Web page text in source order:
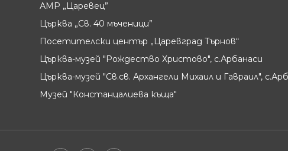
АМР „Царевец”
Църква „Св. 40 мъченици”
Посетителски център „Царевград Търнов“
Църква-музей "Рождество Христово", с.Арбанаси
Църква-музей "Св.св. Архангели Михаил и Гавраил",
Музей "Констанцалиева къща"